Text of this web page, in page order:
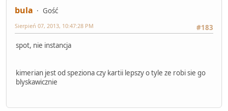
bula
Gość
#183
Sierpień 07, 2013, 10:47:28 PM
spot, nie instancja
kimerian jest od speziona czy kartii lepszy o tyle ze robi sie go
blyskawicznie